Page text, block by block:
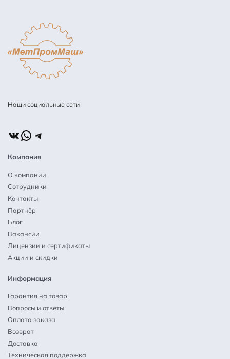
Наши социальные сети
ВКонтакте
WhatsApp
Telegram
Компания
О компании
Сотрудники
Контакты
Партнёр
Блог
Вакансии
Лицензии и сертификаты
Акции и скидки
Информация
Гарантия на товар
Вопросы и ответы
Оплата заказа
Возврат
Доставка
Техническая поддержка